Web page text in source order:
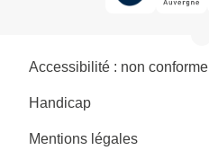
Accessibilité : non conforme
Handicap
Mentions légales